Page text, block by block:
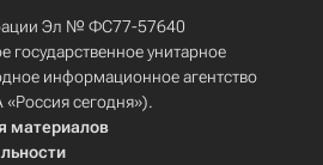
Эл № ФС77-57640
государственное унитарное
информационное агентство
сегодня»).
материалов